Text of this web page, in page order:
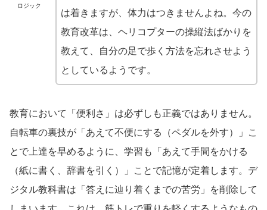
ロジック
は着きますが、体力はつきませんよね。今の
教育改革は、ヘリコプターの操縦法ばかりを
教えて、自分の足で歩く方法を忘れさせよう
としているようです。
教育において「便利さ」は必ずしも正義ではありません。
自転車の裏技が「あえて不便にする（ペダルを外す）」こ
とで上達を早めるように、学習も「あえて手間をかける
（紙に書く、辞書を引く）」ことで記憶が定着します。デ
ジタル教科書は「答えに辿り着くまでの苦労」を削除して